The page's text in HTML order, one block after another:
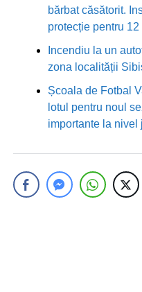
bărbat căsătorit.
protecție pentru 12
Incendiu la un
zona localității
Școala de Fotbal
lotul pentru noul
importante la nivel